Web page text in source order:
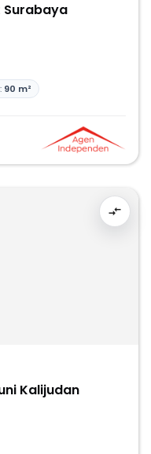
Surabaya
90 m²
Kalijudan